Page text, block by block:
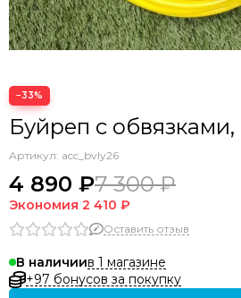
Аксессуары прочие
−33%
Буйреп с
Артикул: acc_bvly26
4 890 ₽7 300 ₽
Экономия 2 410 ₽
Оставить отзыв
В наличиив 1 магазине
+97 бонусов за покупку